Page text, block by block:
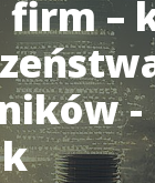
firm –
-